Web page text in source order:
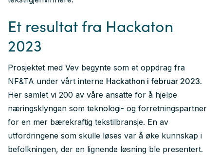
Et resultat fra Hackaton
2023
Prosjektet med Vev begynte som et oppdrag fra
NF&TA under vårt interne Hackathon i februar 2023.
Her samlet vi 200 av våre ansatte for å hjelpe
næringsklyngen som teknologi- og forretningspartner
for en mer bærekraftig tekstilbransje. En av
utfordringene som skulle løses var å øke kunnskap i
befolkningen, der en lignende løsning ble presentert.